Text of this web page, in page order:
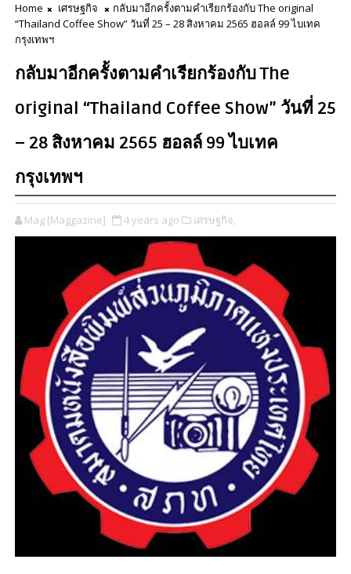
Home เศรษฐกิจ
กลับมาอีกครั้งตามคำเรียกร้องกับ The original
“Thailand Coffee Show” วันที่ 25 – 28 สิงหาคม 2565 ฮอลล์ 99 ไบเทค
กรุงเทพฯ
กลับมาอีกครั้งตามคำเรียกร้องกับ The
original “Thailand Coffee Show” วันที่ 25
– 28 สิงหาคม 2565 ฮอลล์ 99 ไบเทค
กรุงเทพฯ
Mag [Maggazine] 4 years ago เศรษฐกิจ,